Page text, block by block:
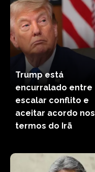
Trump está
encurralado entre
escalar conflito e
aceitar acordo nos
termos do Irã